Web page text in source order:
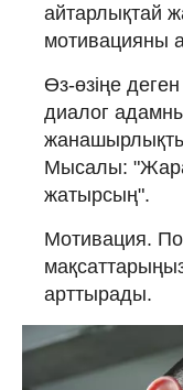
айтарлықтай
мотивацияны
Өз-өзіңе
диалог
Мысалы:
жатырсың".
Мотивация.
арттырады.